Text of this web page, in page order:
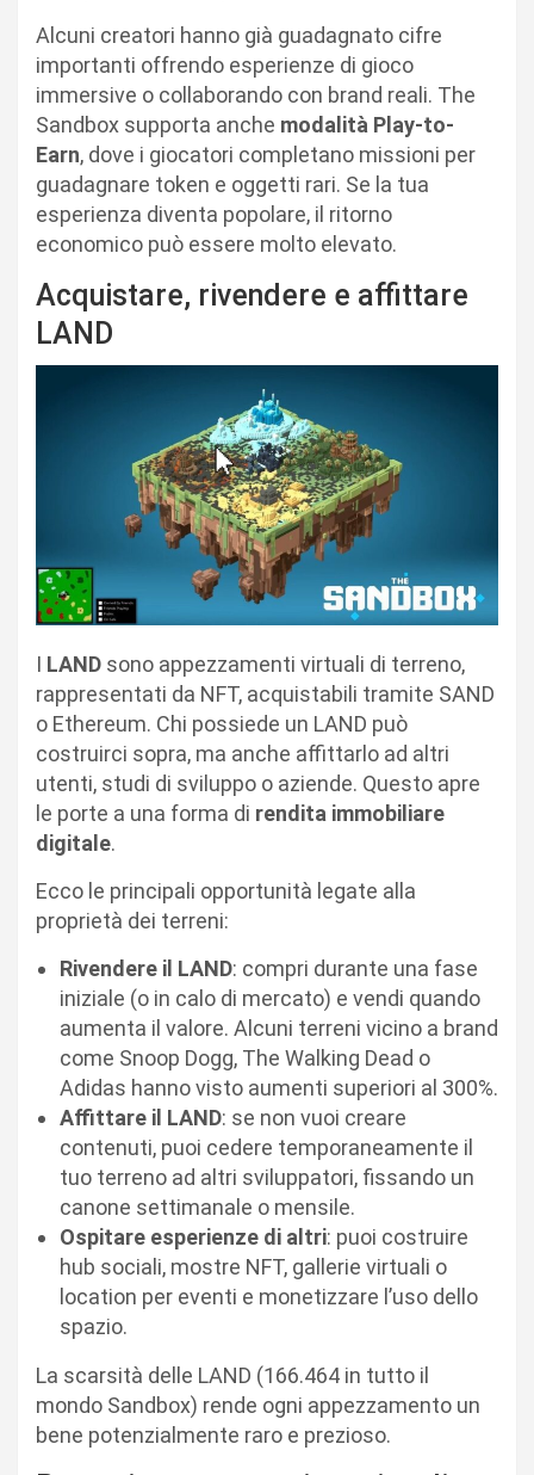
Alcuni creatori hanno già guadagnato cifre
importanti offrendo esperienze di gioco
immersive o collaborando con brand reali. The
Sandbox supporta anche modalità Play-to-
Earn, dove i giocatori completano missioni per
guadagnare token e oggetti rari. Se la tua
esperienza diventa popolare, il ritorno
economico può essere molto elevato.
Acquistare, rivendere e affittare
LAND
I LAND sono appezzamenti virtuali di terreno,
rappresentati da NFT, acquistabili tramite SAND
o Ethereum. Chi possiede un LAND può
costruirci sopra, ma anche affittarlo ad altri
utenti, studi di sviluppo o aziende. Questo apre
le porte a una forma di rendita immobiliare
digitale.
Ecco le principali opportunità legate alla
proprietà dei terreni:
Rivendere il LAND: compri durante una fase
iniziale (o in calo di mercato) e vendi quando
aumenta il valore. Alcuni terreni vicino a brand
come Snoop Dogg, The Walking Dead o
Adidas hanno visto aumenti superiori al 300%.
Affittare il LAND: se non vuoi creare
contenuti, puoi cedere temporaneamente il
tuo terreno ad altri sviluppatori, fissando un
canone settimanale o mensile.
Ospitare esperienze di altri: puoi costruire
hub sociali, mostre NFT, gallerie virtuali o
location per eventi e monetizzare l’uso dello
spazio.
La scarsità delle LAND (166.464 in tutto il
mondo Sandbox) rende ogni appezzamento un
bene potenzialmente raro e prezioso.